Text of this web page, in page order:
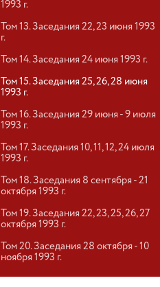
1993 г.
Том 13. Заседания 22, 23 июня 1993
г.
Том 14. Заседания 24 июня 1993 г.
Том 15. Заседания 25, 26, 28 июня
1993 г.
Том 16. Заседания 29 июня - 9 июля
1993 г.
Том 17. Заседания 10, 11, 12, 24 июля
1993 г.
Том 18. Заседания 8 сентября - 21
октября 1993 г.
Том 19. Заседания 22, 23, 25, 26, 27
октября 1993 г.
Том 20. Заседания 28 октября - 10
ноября 1993 г.